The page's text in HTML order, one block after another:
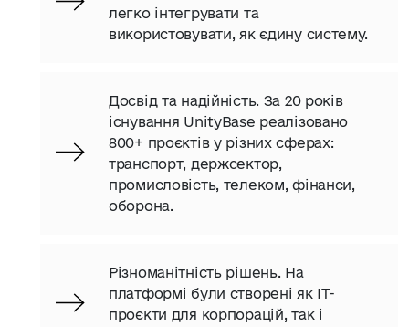
легко інтегрувати та
використовувати, як єдину систему.
Досвід та надійність. За 20 років
існування UnityBase реалізовано
800+ проєктів у різних сферах:
транспорт, держсектор,
промисловість, телеком, фінанси,
оборона.
Різноманітність рішень. На
платформі були створені як ІТ-
проєкти для корпорацій, так і